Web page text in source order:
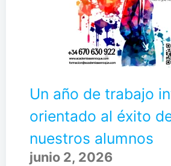
Un año de trabajo
orientado al éxito
nuestros alumnos
junio 2, 2026